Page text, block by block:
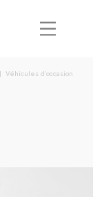
Véhicules d'occasion